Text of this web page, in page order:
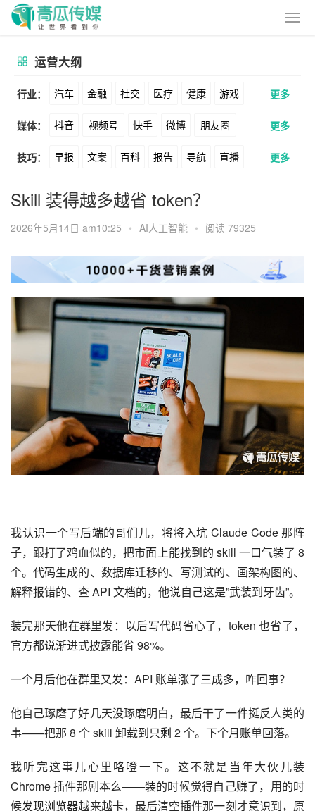
运营大纲
行业： 汽车 金融 社交 医疗 健康 游戏
动漫 美妆 美食 家装 教育 婚纱
酒旅 母婴 宠物 文娱 跨境 科技
广告 元宇宙 房地产
更多
媒体： 抖音 视频号 快手 微博 朋友圈
公众号 B站 小红书 头条 知乎
Soul 360 百度 搜狗 爱奇艺
美图 最右 神马 谷歌 Facebook
Tiktok YouTube Yahoo Bing
更多
技巧： 早报 文案 百科 报告 导航 直播
卖货 脚本 话术 电商 私域
涨粉 广告 推广 方案 策划 案例
数据 拉新 活动 用户 海外
更多
Skill 装得越多越省 token？
2026年5月14日 am10:25 • AI人工智能 • 阅读 79325
我认识一个写后端的哥们儿，将将入坑 Claude Code 那阵
子，跟打了鸡血似的，把市面上能找到的 skill 一口气装了 8
个。代码生成的、数据库迁移的、写测试的、画架构图的、
解释报错的、查 API 文档的，他说自己这是”武装到牙齿”。
装完那天他在群里发：以后写代码省心了，token 也省了，
官方都说渐进式披露能省 98%。
一个月后他在群里又发：API 账单涨了三成多，咋回事？
他自己琢磨了好几天没琢磨明白，最后干了一件挺反人类的
事——把那 8 个 skill 卸载到只剩 2 个。下个月账单回落。
我听完这事儿心里咯噔一下。这不就是当年大伙儿装
Chrome 插件那剧本么——装的时候觉得自己赚了，用的时
候发现浏览器越来越卡，最后清空插件那一刻才意识到，原